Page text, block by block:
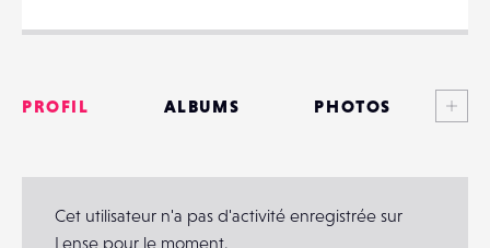
DESTINATAIRE
VOTRE
VOTRE
PROFIL ALBUMS PHOTOS
MATÉRIELS
Cet utilisateur n'a pas d'activité enregistrée sur
Lense pour le moment.